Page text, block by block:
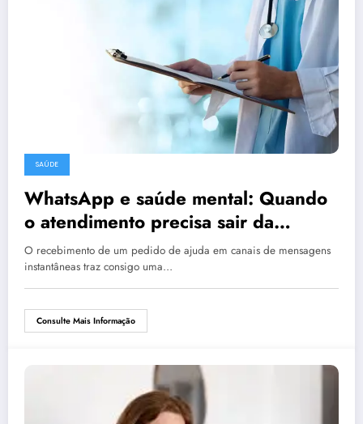
SAÚDE
WhatsApp e saúde mental: Quando
o atendimento precisa sair da
automação
O recebimento de um pedido de ajuda em canais de mensagens
instantâneas traz consigo uma…
Consulte Mais Informação